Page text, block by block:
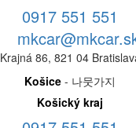
0917 551 551
Krajná 86, 821 04
Košice - 나뭇가지
Košický kraj